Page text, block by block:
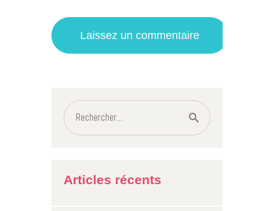
Rechercher :
Articles récents